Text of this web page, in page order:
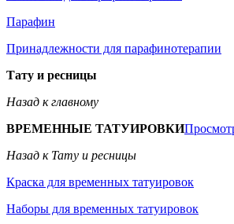
Парафин
Принадлежности для парафинотерапии
Тату и ресницы
Назад к главному
ВРЕМЕННЫЕ ТАТУИРОВКИ
Назад к Тату и ресницы
Краска для временных татуировок
Наборы для временных татуировок